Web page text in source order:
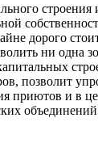
строения
дорого
ни одна
позволит
приютов и в